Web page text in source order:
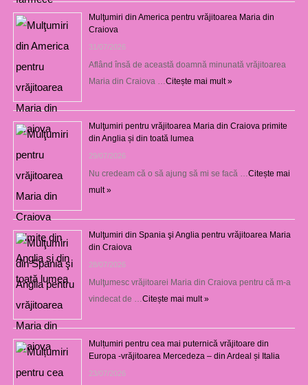
Mulţumiri din America pentru vrăjitoarea Maria din
Craiova
31/07/2026
Aflând însă de această doamnă minunată vrăjitoarea
Maria din Craiova … Citește mai mult »
Mulţumiri pentru vrăjitoarea Maria din Craiova primite
din Anglia și din toată lumea
29/07/2026
Nu credeam că o să ajung să mi se facă … Citește mai
mult »
Mulţumiri din Spania şi Anglia pentru vrăjitoarea Maria
din Craiova
28/07/2026
Mulţumesc vrăjitoarei Maria din Craiova pentru că m-a
vindecat de … Citește mai mult »
Mulțumiri pentru cea mai puternică vrăjitoare din
Europa -vrăjitoarea Mercedeza – din Ardeal și Italia
23/07/2026